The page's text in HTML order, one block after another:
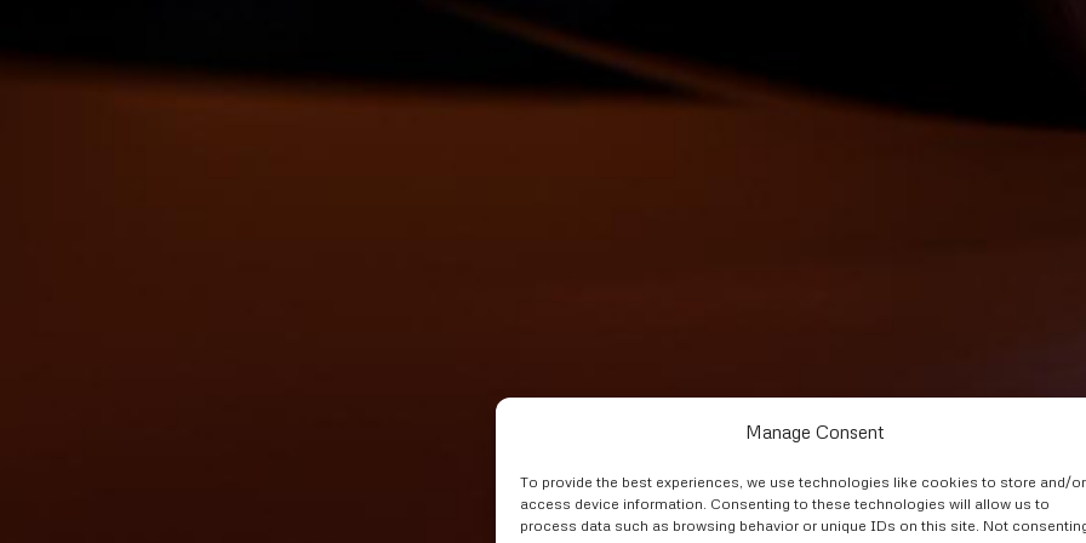
Manage Consent
To provide the best experiences, we use technologies like cookies to store and/or
access device information. Consenting to these technologies will allow us to
process data such as browsing behavior or unique IDs on this site. Not